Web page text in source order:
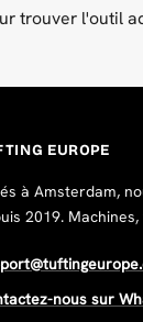
trouver l'outil
EUROPE
à Amsterdam,
2019.
nous sur